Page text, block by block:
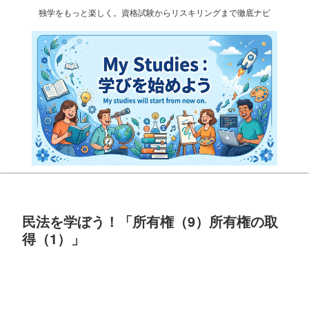
独学をもっと楽しく。資格試験からリスキリングまで徹底ナビ
民法を学ぼう！「所有権（9）所有権の取
得（1）」